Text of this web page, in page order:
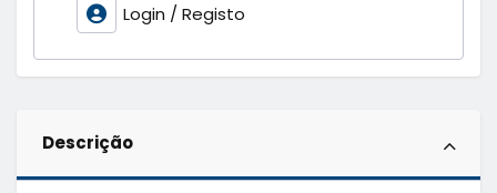
Login / Registo
Descrição